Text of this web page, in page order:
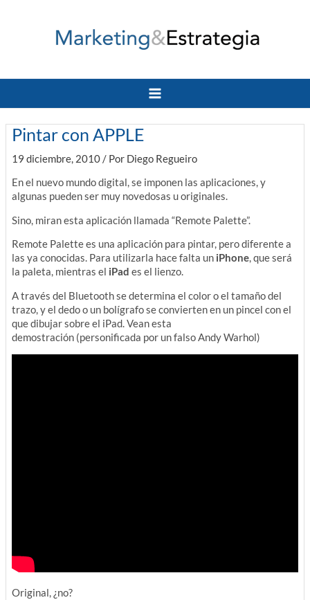
Main
Pintar con APPLE
19 diciembre, 2010/ Por Diego Regueiro
En el nuevo mundo digital, se imponen las aplicaciones, y
algunas pueden ser muy novedosas u originales.
Sino, miran esta aplicación llamada “Remote Palette”.
Remote Palette es una aplicación para pintar, pero diferente a
las ya conocidas. Para utilizarla hace falta uniPhone, que será
la paleta, mientras el iPad es el lienzo.
A través del Bluetooth se determina el color o el tamaño del
trazo, y el dedo o un bolígrafo se convierten en un pincel con el
que dibujar sobre el iPad. Vean esta
demostración (personificada por un falso Andy Warhol)
Original, ¿no?